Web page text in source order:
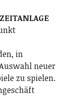
in
neuer
zu spielen.